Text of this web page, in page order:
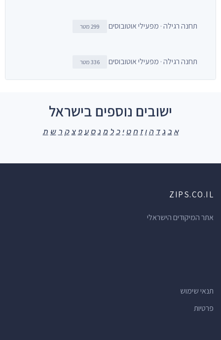
תחנה רגילה · מפעילי אוטובוסים 299 מטר
תחנה רגילה · מפעילי אוטובוסים 336 מטר
ישובים נוספים בישראל
א ב ג ד ה ו ז ח ט י כ ל מ נ ס ע פ צ ק ר ש ת
ZIPS.CO.IL
אתר המיקודים הישראלי
תנאי שימוש
פרטיות